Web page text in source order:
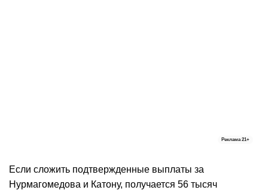
Реклама 21+
Если сложить подтвержденные выплаты за
Нурмагомедова и Катону, получается 56 тысяч